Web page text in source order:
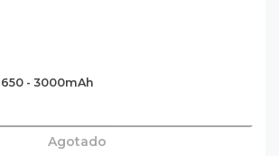
- 3000mAh
Agotado